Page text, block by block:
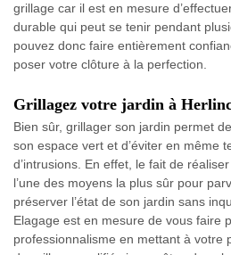
grillage car il est en mesure
durable qui peut se tenir pendant
pouvez donc faire entièrement
poser votre clôture à la perfection.
Grillagez votre jardin à
Bien sûr, grillager son jardin permet
son espace vert et d’éviter en même
d’intrusions. En effet, le fait de
l’une des moyens la plus sûr pour
préserver l’état de son jardin sans
Elagage est en mesure de vous faire
professionnalisme en mettant à votre